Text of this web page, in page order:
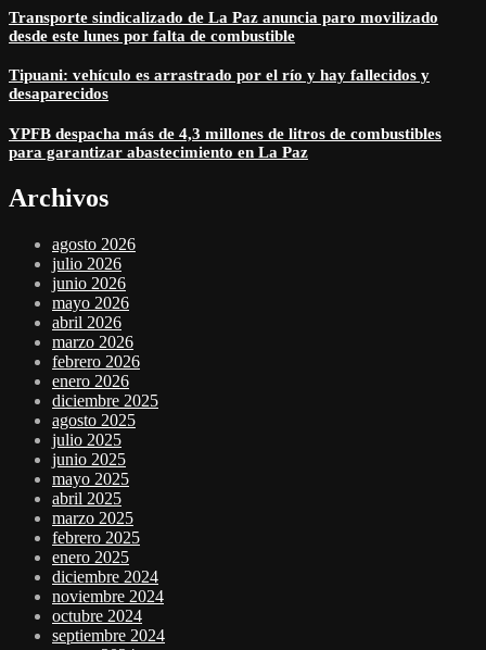
Transporte sindicalizado de La Paz anuncia paro movilizado
desde este lunes por falta de combustible
Tipuani: vehículo es arrastrado por el río y hay fallecidos y
desaparecidos
YPFB despacha más de 4,3 millones de litros de combustibles
para garantizar abastecimiento en La Paz
Archivos
agosto 2026
julio 2026
junio 2026
mayo 2026
abril 2026
marzo 2026
febrero 2026
enero 2026
diciembre 2025
agosto 2025
julio 2025
junio 2025
mayo 2025
abril 2025
marzo 2025
febrero 2025
enero 2025
diciembre 2024
noviembre 2024
octubre 2024
septiembre 2024